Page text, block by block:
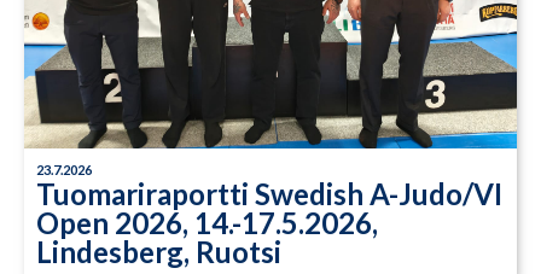
23.7.2026
Tuomariraportti Swedish A-Judo/VI
Open 2026, 14.-17.5.2026,
Lindesberg, Ruotsi